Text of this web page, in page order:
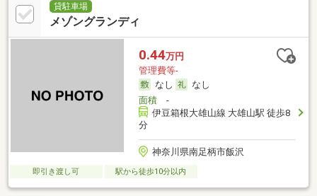
貸駐車場
メゾングランディ
0.44万円
管理費等-
なし
なし
面積-
伊豆箱根大雄山線 大雄山駅 徒歩8
分
神奈川県南足柄市飯沢
即引き渡し可 駅から徒歩10分以内